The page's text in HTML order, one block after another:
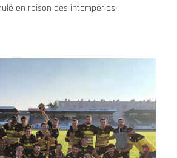
en raison des intempéries.